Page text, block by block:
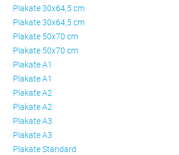
Plakate 30x64,5 cm
Plakate 30x64,5 cm
Plakate 50x70 cm
Plakate 50x70 cm
Plakate A1
Plakate A1
Plakate A2
Plakate A2
Plakate A3
Plakate A3
Plakate Standard